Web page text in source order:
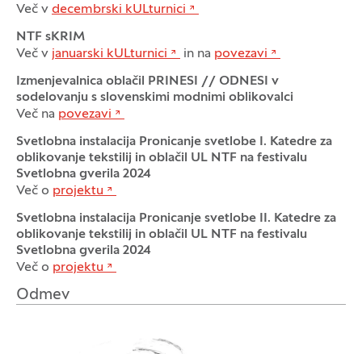
Več v decembrski kULturnici
NTF sKRIM
Več v januarski kULturnici in na povezavi
Izmenjevalnica oblačil PRINESI // ODNESI v
sodelovanju s slovenskimi modnimi oblikovalci
Več na povezavi
Svetlobna instalacija Pronicanje svetlobe I. Katedre za
oblikovanje tekstilij in oblačil UL NTF na festivalu
Svetlobna gverila 2024
Več o projektu
Svetlobna instalacija Pronicanje svetlobe II. Katedre za
oblikovanje tekstilij in oblačil UL NTF na festivalu
Svetlobna gverila 2024
Več o projektu
Odmev